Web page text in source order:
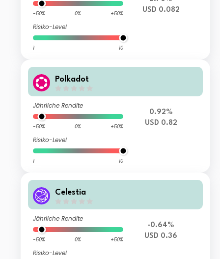
-50% 0% +50%
Risiko-Level
1 10
USD 0.082
Polkadot
Jährliche Rendite
-50% 0% +50%
Risiko-Level
1 10
0.92%
USD 0.82
Celestia
Jährliche Rendite
-50% 0% +50%
Risiko-Level
-0.64%
USD 0.36